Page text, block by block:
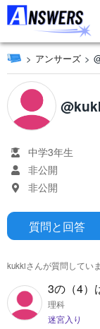
アンサーズ
中学3年生
非公開
非公開
質問と回答
kukkiさんが質問してい
3の（4）
理科
迷宮入り